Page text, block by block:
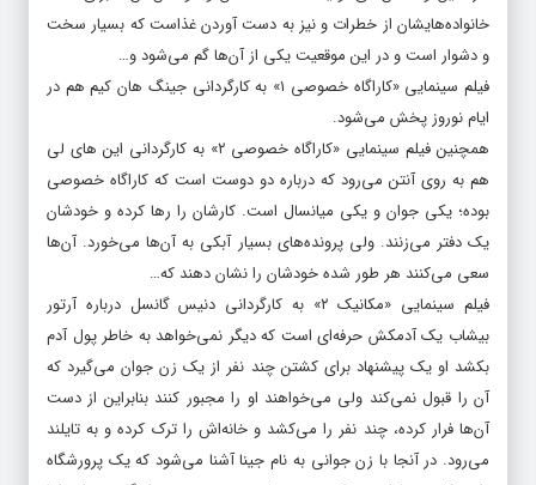
غارنشین و انسان‌های اولیه است که تلاش و کوشش آن‌ها برای حفظ
خانواده‌هایشان از خطرات و نیز به دست آوردن غذاست که بسیار سخت
و دشوار است و در این موقعیت یکی از آن‌ها گم می‌شود و…
ایام نوروز پخش می‌شود.
همچنین فیلم سینمایی «کاراگاه خصوصی ۲» به کارگردانی این های لی
هم به روی آنتن می‌رود که درباره دو دوست است که کاراگاه خصوصی
بوده؛ یکی جوان و یکی میانسال است. کارشان را رها کرده و خودشان
یک دفتر می‌زنند. ولی پرونده‌های بسیار آبکی به آن‌ها می‌خورد. آن‌ها
سعی می‌کنند هر طور شده خودشان را نشان دهند که…
فیلم سینمایی «مکانیک ۲» به کارگردانی دنیس گانسل درباره آرتور
بیشاب یک آدمکش حرفه‌ای است که دیگر نمی‌خواهد به خاطر پول آدم
بکشد او یک پیشنهاد برای کشتن چند نفر از یک زن جوان می‌گیرد که
آن را قبول نمی‌کند ولی می‌خواهند او را مجبور کنند بنابراین از دست
آن‌ها فرار کرده، چند نفر را می‌کشد و خانه‌اش را ترک کرده و به تایلند